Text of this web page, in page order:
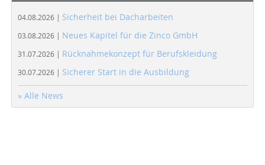
04.08.2026 | Sicherheit bei Dacharbeiten
03.08.2026 | Neues Kapitel für die Zinco GmbH
31.07.2026 | Rücknahmekonzept für Berufskleidung
30.07.2026 | Sicherer Start in die Ausbildung
» Alle News